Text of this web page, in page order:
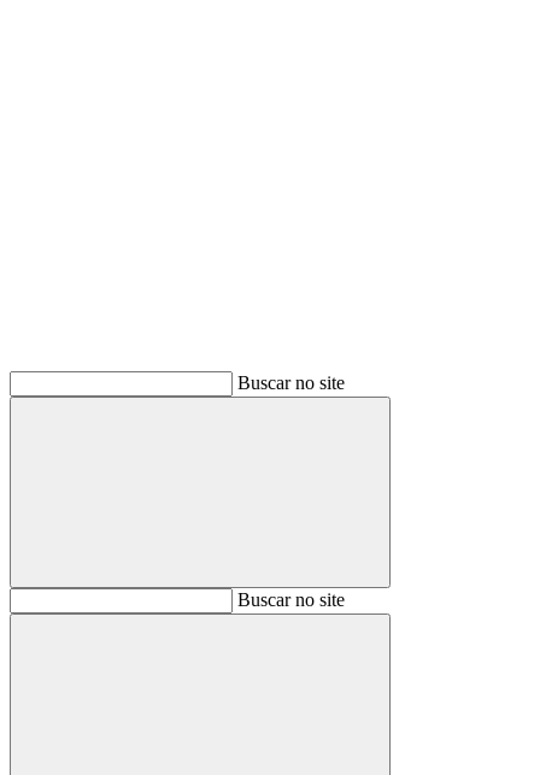
Buscar no site
BuscarBuscar no site